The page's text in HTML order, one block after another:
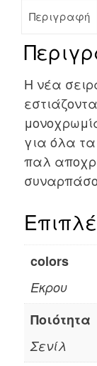
Περιγραφή
Η νέα
για όλα
παλ
colors
Εκρου
Ποιότητα
Σενίλ